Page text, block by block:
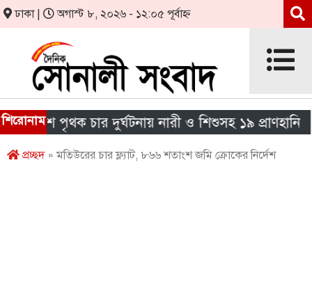
ঢাকা | অগাস্ট ৮, ২০২৬ - ১২:০৫ পূর্বাহ্ন
শিরোনামপৃথক চার দুর্ঘটনায় নারী ও শিশুসহ ১৯ প্রাণহানি
প্রচ্ছদ» মতিউরের চার ফ্ল্যাট, ৮৬৬ শতাংশ জমি ক্রোকের নির্দেশ